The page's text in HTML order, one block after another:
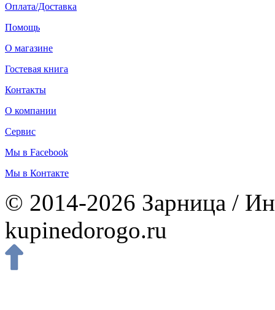
Оплата/Доставка
Помощь
О магазине
Гостевая книга
Контакты
О компании
Сервис
Мы в Facebook
Мы в Контакте
© 2014-2026 Зарница /
kupinedorogo.ru